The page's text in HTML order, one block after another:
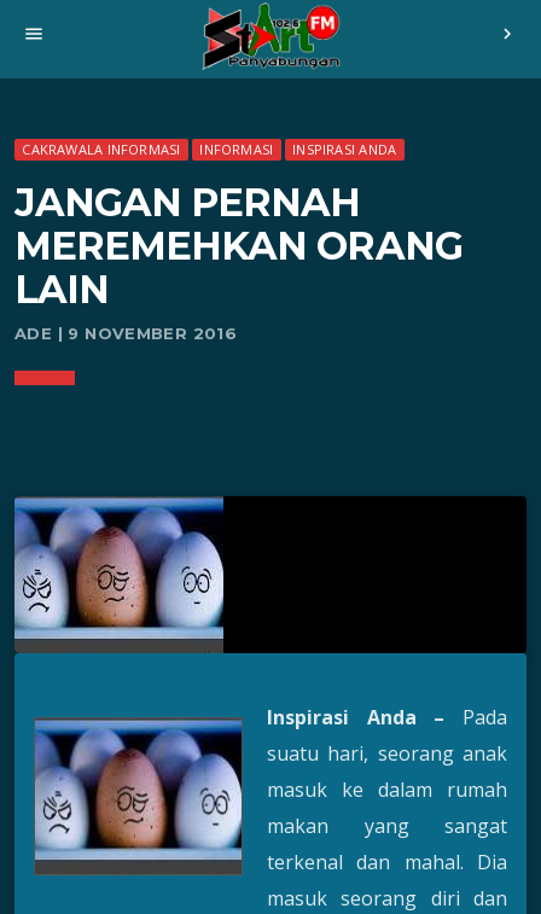
menu chevron_right
CAKRAWALA INFORMASI INFORMASI INSPIRASI ANDA
JANGAN PERNAH
MEREMEHKAN ORANG
LAIN
ADE | 9 NOVEMBER 2016
Inspirasi Anda – Pada
suatu hari, seorang anak
masuk ke dalam rumah
makan yang sangat
terkenal dan mahal. Dia
masuk seorang diri dan